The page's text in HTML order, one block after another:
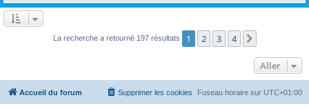
La recherche a retourné 197 résultats 1 2 3 4
Aller
Accueil du forum Fuseau horaire sur UTC+01:00
Supprimer les cookies